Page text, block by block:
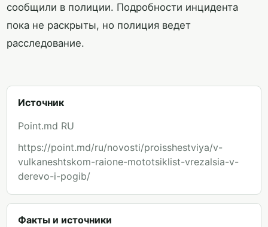
сообщили в полиции. Подробности инцидента
пока не раскрыты, но полиция ведет
расследование.
Источник
Point.md RU
https://point.md/ru/novosti/proisshestviya/v-
vulkaneshtskom-raione-mototsiklist-vrezalsia-v-
derevo-i-pogib/
Факты и источники